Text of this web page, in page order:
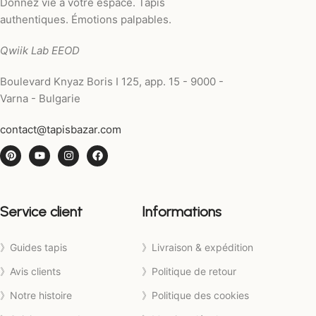
authentiques. Émotions palpables.
Qwiik Lab EEOD
Boulevard Knyaz Boris I 125, app. 15 - 9000 -
Varna - Bulgarie
contact@tapisbazar.com
Service client
》Guides tapis
》Avis clients
》Notre histoire
Informations
》Livraison & expédition
》Politique de retour
》Politique des cookies